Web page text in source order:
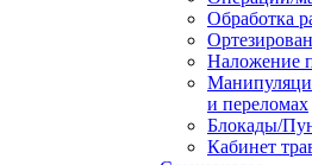
Обработка
Наложение
и переломах
Блокады/
Кабинет